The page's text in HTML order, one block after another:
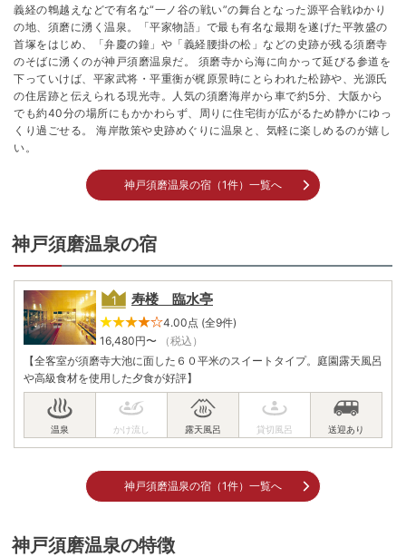
義経の鵯越えなどで有名な“一ノ谷の戦い”の舞台となった源平合戦ゆかり
の地、須磨に湧く温泉。「平家物語」で最も有名な最期を遂げた平敦盛の
首塚をはじめ、「弁慶の鐘」や「義経腰掛の松」などの史跡が残る須磨寺
のそばに湧くのが神戸須磨温泉だ。 須磨寺から海に向かって延びる参道を
下っていけば、平家武将・平重衡が梶原景時にとらわれた松跡や、光源氏
の住居跡と伝えられる現光寺。人気の須磨海岸から車で約5分、大阪から
でも約40分の場所にもかかわらず、周りに住宅街が広がるため静かにゆっ
くり過ごせる。 海岸散策や史跡めぐりに温泉と、気軽に楽しめるのが嬉し
い。
神戸須磨温泉の宿（1件）一覧へ
神戸須磨温泉の宿
寿楼 臨水亭
4.00点 (全9件)
16,480円〜
（税込）
【全客室が須磨寺大池に面した６０平米のスイートタイプ。庭園露天風呂
や高級食材を使用した夕食が好評】
神戸須磨温泉の宿（1件）一覧へ
神戸須磨温泉の特徴